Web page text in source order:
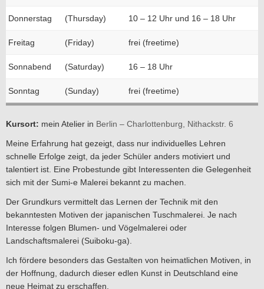
Donnerstag (Thursday) 10 – 12 Uhr und 16 – 18 Uhr
Freitag (Friday) frei (freetime)
Sonnabend (Saturday) 16 – 18 Uhr
Sonntag (Sunday) frei (freetime)
Kursort: mein Atelier in Berlin – Charlottenburg, Nithackstr. 6
Meine Erfahrung hat gezeigt, dass nur individuelles Lehren
schnelle Erfolge zeigt, da jeder Schüler anders motiviert und
talentiert ist. Eine Probestunde gibt Interessenten die Gelegenheit
sich mit der Sumi-e Malerei bekannt zu machen.
Der Grundkurs vermittelt das Lernen der Technik mit den
bekanntesten Motiven der japanischen Tuschmalerei. Je nach
Interesse folgen Blumen- und Vögelmalerei oder
Landschaftsmalerei (Suiboku-ga).
Ich fördere besonders das Gestalten von heimatlichen Motiven, in
der Hoffnung, dadurch dieser edlen Kunst in Deutschland eine
neue Heimat zu erschaffen.